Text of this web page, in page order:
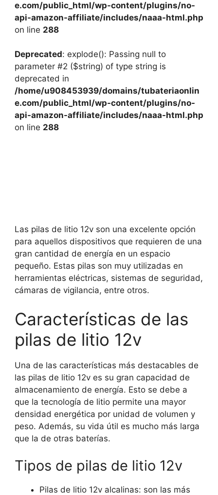
e.com/public_html/wp-content/plugins/no-
api-amazon-affiliate/includes/naaa-html.php
on line 288
Deprecated: explode(): Passing null to
parameter #2 ($string) of type string is
deprecated in
/home/u908453939/domains/tubateriaonlin
e.com/public_html/wp-content/plugins/no-
api-amazon-affiliate/includes/naaa-html.php
on line 288
Las pilas de litio 12v son una excelente opción
para aquellos dispositivos que requieren de una
gran cantidad de energía en un espacio
pequeño. Estas pilas son muy utilizadas en
herramientas eléctricas, sistemas de seguridad,
cámaras de vigilancia, entre otros.
Características de las
pilas de litio 12v
Una de las características más destacables de
las pilas de litio 12v es su gran capacidad de
almacenamiento de energía. Esto se debe a
que la tecnología de litio permite una mayor
densidad energética por unidad de volumen y
peso. Además, su vida útil es mucho más larga
que la de otras baterías.
Tipos de pilas de litio 12v
Pilas de litio 12v alcalinas: son las más